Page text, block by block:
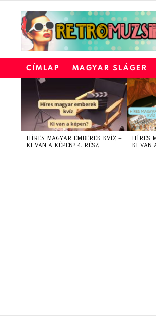
CÍMLAP MAGYAR SLÁGER
LATEST
STORIES
HÍRES MAGYAR EMBEREK KVÍZ –
KI VAN A KÉPEN? 4. RÉSZ
HÍRES
KI VAN